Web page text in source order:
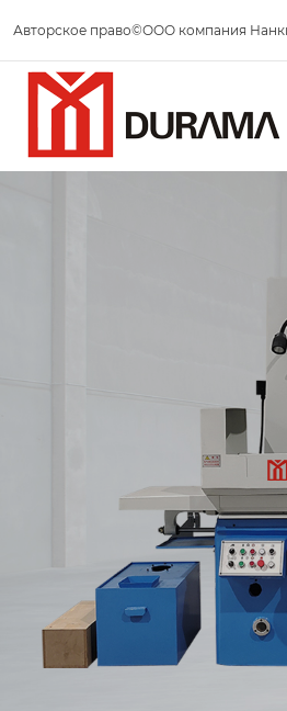
Авторское право©ООО компания